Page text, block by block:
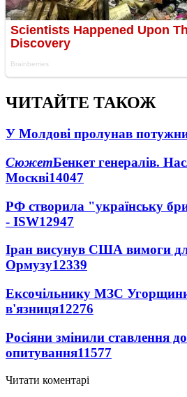
ЧИТАЙТЕ ТАКОЖ
У Молдові пролунав
СюжетБенкет генералів.
Москві14047
РФ створила "українську
- ISW12947
Іран висунув США вимоги
Ормузу12339
Ексочільнику МЗС
в'язниця12276
Росіяни змінили ставлення
опитування11577
Читати коментарі